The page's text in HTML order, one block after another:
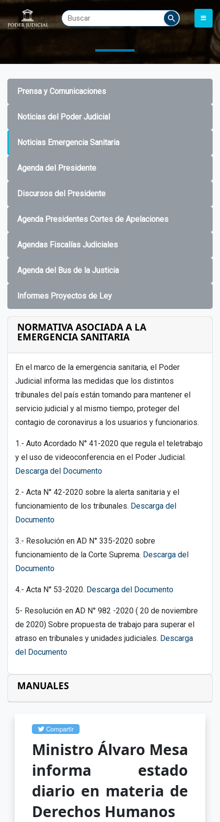
Prensa y Comunicaciones
Noticias del Poder Judicial
Noticias Emergencia Sanitaria
Agenda del Presidente
Discursos del Presidente
Agenda Presidentes Cortes de Apelaciones
Agendas Fiscalías Judiciales
Agenda del Bus de la Justicia
Informes Proyectos de Ley
NORMATIVA ASOCIADA A LA
EMERGENCIA SANITARIA
En el marco de la emergencia sanitaria, el Poder
Judicial informa las medidas que los distintos
tribunales del país están tomando para mantener el
servicio judicial y al mismo tiempo, proteger del
contagio de coronavirus a los usuarios y funcionarios.
1.- Auto Acordado N° 41-2020 que regula el teletrabajo
y el uso de videoconferencia en el Poder Judicial.
Descarga del Documento
2.- Acta N° 42-2020 sobre la alerta sanitaria y el
funcionamiento de los tribunales. Descarga del
Documento
3.- Resolución en AD N° 335-2020 sobre
funcionamiento de la Corte Suprema. Descarga del
Documento
4.- Acta N° 53-2020. Descarga del Documento
5- Resolución en AD N° 982 -2020 ( 20 de noviembre
de 2020) Sobre propuesta de trabajo para superar el
atraso en tribunales y unidades judiciales. Descarga
del Documento
MANUALES
Compartir
Ministro Álvaro Mesa
informa estado
diario en materia de
Derechos Humanos